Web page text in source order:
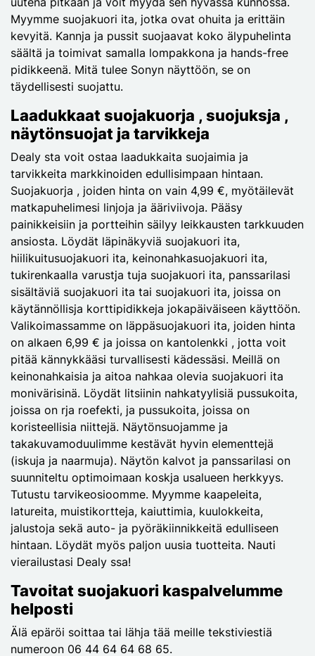
Myymme suojakuori ita, jotka ovat ohuita ja erittäin
kevyitä. Kannja ja pussit suojaavat koko älypuhelinta
säältä ja toimivat samalla lompakkona ja hands-free
pidikkeenä. Mitä tulee Sonyn näyttöön, se on
täydellisesti suojattu.
Laadukkaat suojakuorja , suojuksja ,
näytönsuojat ja tarvikkeja
Dealy sta voit ostaa laadukkaita suojaimia ja
tarvikkeita markkinoiden edullisimpaan hintaan.
Suojakuorja , joiden hinta on vain 4,99 €, myötäilevät
matkapuhelimesi linjoja ja ääriviivoja. Pääsy
painikkeisiin ja portteihin säilyy leikkausten tarkkuuden
ansiosta. Löydät läpinäkyviä suojakuori ita,
hiilikuitusuojakuori ita, keinonahkasuojakuori ita,
tukirenkaalla varustja tuja suojakuori ita, panssarilasi
sisältäviä suojakuori ita tai suojakuori ita, joissa on
käytännöllisja korttipidikkeja jokapäiväiseen käyttöön.
Valikoimassamme on läppäsuojakuori ita, joiden hinta
on alkaen 6,99 € ja joissa on kantolenkki , jotta voit
pitää kännykkääsi turvallisesti kädessäsi. Meillä on
keinonahkaisia ja aitoa nahkaa olevia suojakuori ita
monivärisinä. Löydät litsiinin nahkatyylisiä pussukoita,
joissa on rja roefekti, ja pussukoita, joissa on
koristeellisia niittejä. Näytönsuojamme ja
takakuvamoduulimme kestävät hyvin elementtejä
(iskuja ja naarmuja). Näytön kalvot ja panssarilasi on
suunniteltu optimoimaan koskja usalueen herkkyys.
Tutustu tarvikeosioomme. Myymme kaapeleita,
latureita, muistikortteja, kaiuttimia, kuulokkeita,
jalustoja sekä auto- ja pyöräkiinnikkeitä edulliseen
hintaan. Löydät myös paljon uusia tuotteita. Nauti
vierailustasi Dealy ssa!
Tavoitat suojakuori kaspalvelumme
helposti
Älä epäröi soittaa tai lähja tää meille tekstiviestiä
numeroon 06 44 64 64 68 65.